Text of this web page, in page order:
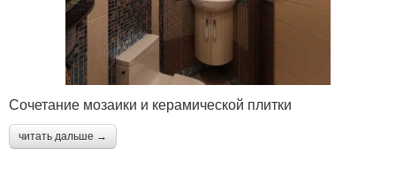
Сочетание мозаики и керамической плитки
читать дальше →